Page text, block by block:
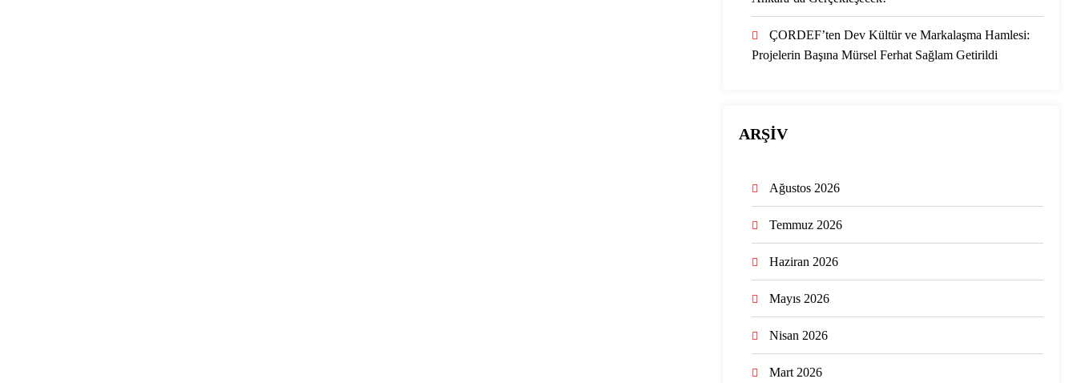
ÇORDEF’ten Dev Kültür ve Markalaşma Hamlesi:
Projelerin Başına Mürsel Ferhat Sağlam Getirildi
ARŞİV
Ağustos 2026
Temmuz 2026
Haziran 2026
Mayıs 2026
Nisan 2026
Mart 2026